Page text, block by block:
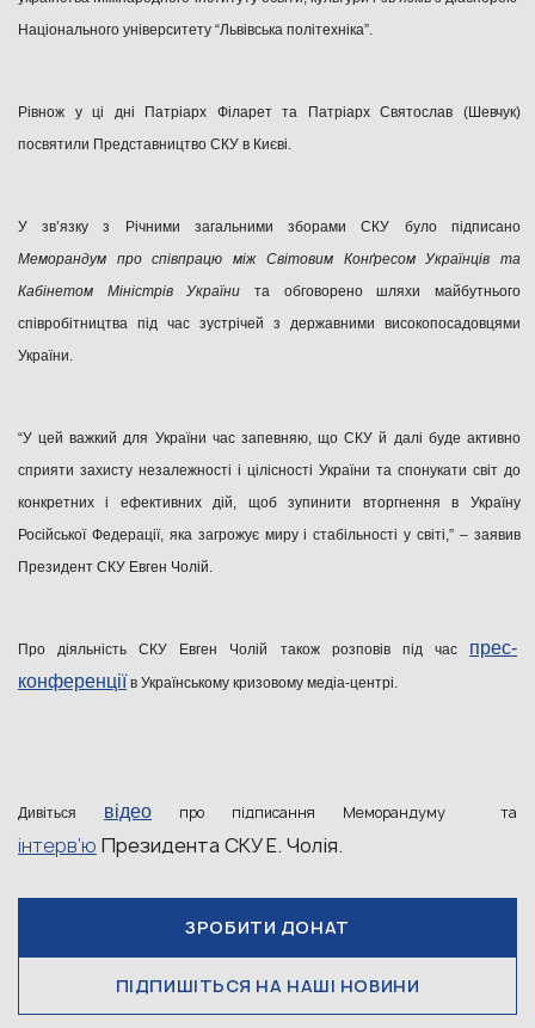
Національного університету “Львівська політехніка”.
Рівнож у ці дні Патріарх Філарет та Патріарх Святослав (Шевчук)
посвятили Представництво СКУ в Києві.
У зв’язку з Річними загальними зборами СКУ було підписано
Меморандум про співпрацю між Світовим Конґресом Українців та
Кабінетом Міністрів України та обговорено шляхи майбутнього
співробітництва під час зустрічей з державними високопосадовцями
України.
“У цей важкий для України час запевняю, що СКУ й далі буде активно
сприяти захисту незалежності і цілісності України та спонукати світ до
конкретних і ефективних дій, щоб зупинити вторгнення в Україну
Російської Федерації, яка загрожує миру і стабільності у світі,” – заявив
Президент СКУ Евген Чолій.
Про діяльність СКУ Евген Чолій також розповів під час прес-
конференції в Українському кризовому медіа-центрі.
Дивіться відео про підписання Меморандуму та
інтерв’ю Президента СКУ Е. Чолія.
ЗРОБИТИ ДОНАТ
ПІДПИШІТЬСЯ НА НАШІ НОВИНИ